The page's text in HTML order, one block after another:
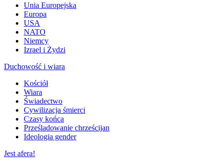
Unia Europejska
Europa
USA
NATO
Niemcy
Izrael i Żydzi
Duchowość i wiara
Kościół
Wiara
Świadectwo
Cywilizacja śmierci
Czasy końca
Prześladowanie chrześcijan
Ideologia gender
Jest afera!